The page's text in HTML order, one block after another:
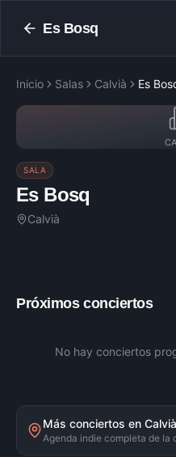
Es Bosq
Inicio Salas Calvià Es
SALA
Es Bosq
Calvià
Próximos conciertos
No hay conciertos
Más conciertos en Calvià
Agenda indie completa de la